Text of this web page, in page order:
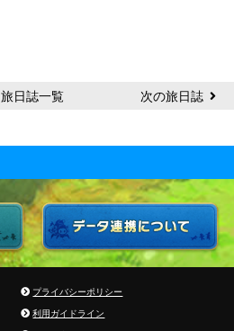
旅日誌一覧 次の旅日誌
プライバシーポリシー
利用ガイドライン